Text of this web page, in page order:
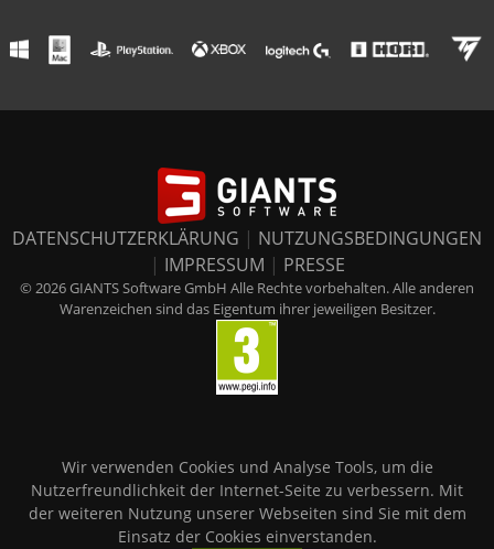
DATENSCHUTZERKLÄRUNG | NUTZUNGSBEDINGUNGEN
| IMPRESSUM | PRESSE
© 2026 GIANTS Software GmbH Alle Rechte vorbehalten. Alle anderen
Warenzeichen sind das Eigentum ihrer jeweiligen Besitzer.
Wir verwenden Cookies und Analyse Tools, um die
Nutzerfreundlichkeit der Internet-Seite zu verbessern. Mit
der weiteren Nutzung unserer Webseiten sind Sie mit dem
Einsatz der Cookies einverstanden.